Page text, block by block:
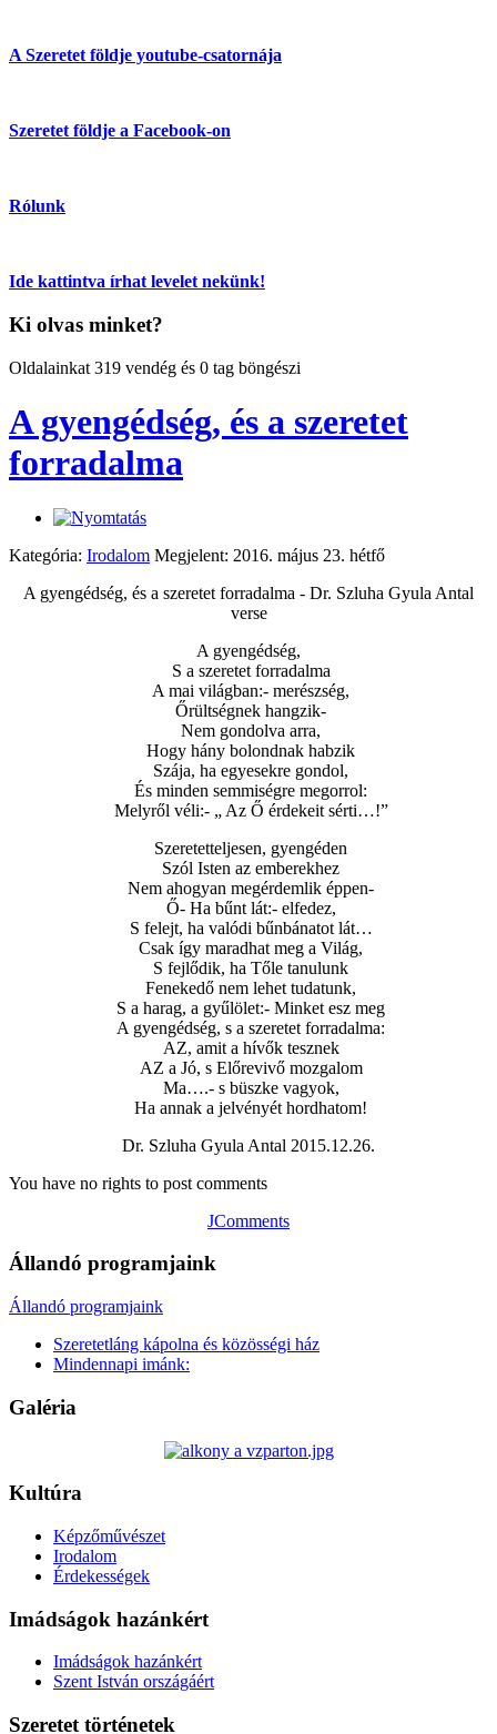
A Szeretet földje youtube-csatornája
Szeretet földje a Facebook-on
Rólunk
Ide kattintva írhat levelet nekünk!
Ki olvas minket?
Oldalainkat 319 vendég és 0 tag böngészi
A gyengédség, és a szeretet
forradalma
Kategória: Irodalom Megjelent: 2016. május 23. hétfő
A gyengédség, és a szeretet forradalma - Dr. Szluha Gyula Antal
verse
A gyengédség,
S a szeretet forradalma
A mai világban:- merészség,
Őrültségnek hangzik-
Nem gondolva arra,
Hogy hány bolondnak habzik
Szája, ha egyesekre gondol,
És minden semmiségre megorrol:
Melyről véli:- „ Az Ő érdekeit sérti…!”
Szeretetteljesen, gyengéden
Szól Isten az emberekhez
Nem ahogyan megérdemlik éppen-
Ő- Ha bűnt lát:- elfedez,
S felejt, ha valódi bűnbánatot lát…
Csak így maradhat meg a Világ,
S fejlődik, ha Tőle tanulunk
Fenekedő nem lehet tudatunk,
S a harag, a gyűlölet:- Minket esz meg
A gyengédség, s a szeretet forradalma:
AZ, amit a hívők tesznek
AZ a Jó, s Előrevivő mozgalom
Ma….- s büszke vagyok,
Ha annak a jelvényét hordhatom!
Dr. Szluha Gyula Antal 2015.12.26.
You have no rights to post comments
JComments
Állandó programjaink
Állandó programjaink
Szeretetláng kápolna és közösségi ház
Mindennapi imánk:
Galéria
Kultúra
Képzőművészet
Irodalom
Érdekességek
Imádságok hazánkért
Imádságok hazánkért
Szent István országáért
Szeretet történetek